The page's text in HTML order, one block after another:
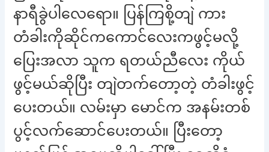
နာရီခွဲပါလေရော။ ပြန်ကြစို့တျဲ ကား
တံခါးကိုဆိုင်ကကောင်လေးကဖွင့်မလို့
ပြေးအလာ သူက ရတယ်ညီလေး ကိုယ်
ဖွင့်မယ်ဆိုပြီး တျဲတက်တော့တဲ့ တံခါးဖွင့်
ပေးတယ်။ လမ်းမှာ မောင်က အနမ်းတစ်
ပွင့်လက်ဆောင်ပေးတယ်။ ပြီးတော့